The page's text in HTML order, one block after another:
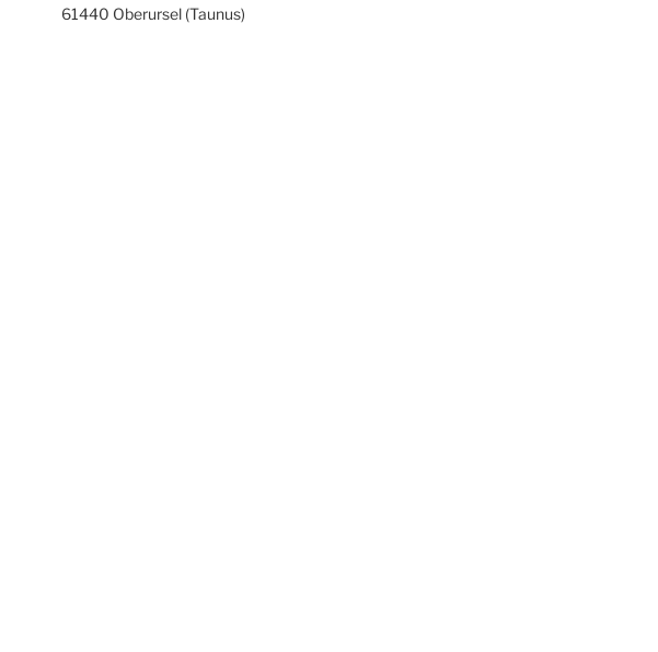
61440 Oberursel (Taunus)